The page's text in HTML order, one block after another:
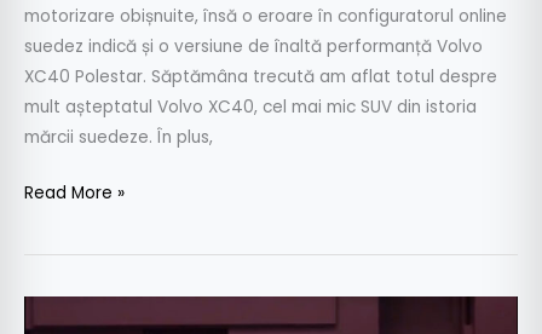
motorizare obișnuite, însă o eroare în configuratorul online
suedez indică și o versiune de înaltă performanță Volvo
XC40 Polestar. Săptămâna trecută am aflat totul despre
mult așteptatul Volvo XC40, cel mai mic SUV din istoria
mărcii suedeze. În plus,
Read More »